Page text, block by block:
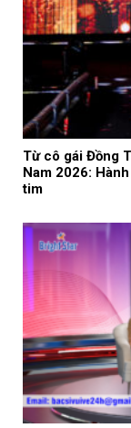
Từ cô gái Đồng
Nam 2026:
tim